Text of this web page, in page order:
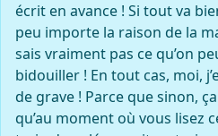
écrit en avance ! Si tout va
peu importe la raison de la
sais vraiment pas ce qu’on
bidouiller ! En tout cas, moi,
de grave ! Parce que sinon,
qu’au moment où vous lisez